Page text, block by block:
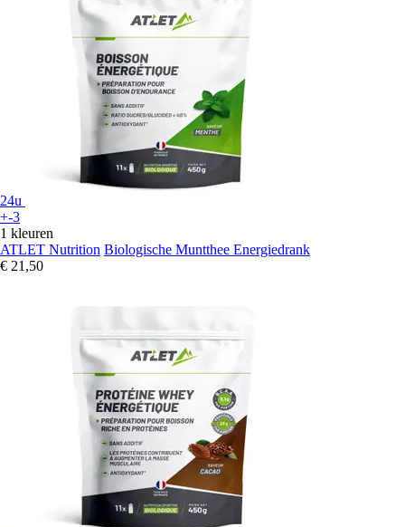
24u
+-3
1 kleuren
ATLET Nutrition Biologische Muntthee Energiedrank
€ 21,50